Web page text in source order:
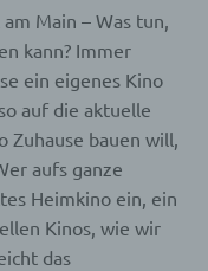
Main – Was tun,
kann? Immer
ein eigenes Kino
auf die aktuelle
Zuhause bauen will,
aufs ganze
Heimkino ein, ein
Kinos, wie wir
das